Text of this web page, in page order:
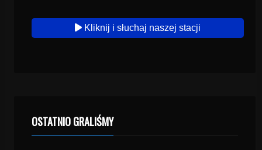
Kliknij i słuchaj naszej stacji
OSTATNIO GRALIŚMY